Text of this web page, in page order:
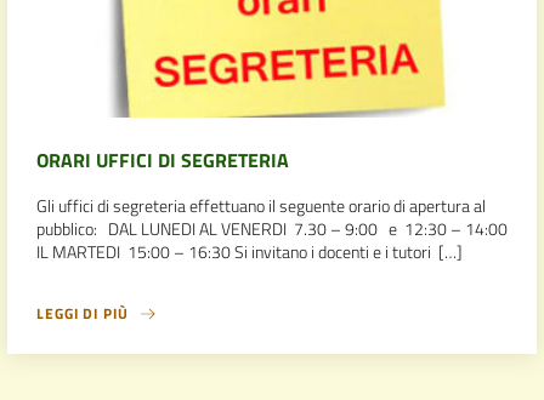
ORARI UFFICI DI SEGRETERIA
Gli uffici di segreteria effettuano il seguente orario di apertura al
pubblico: DAL LUNEDI AL VENERDI 7.30 – 9:00 e 12:30 – 14:00
IL MARTEDI 15:00 – 16:30 Si invitano i docenti e i tutori […]
LEGGI DI PIÙ